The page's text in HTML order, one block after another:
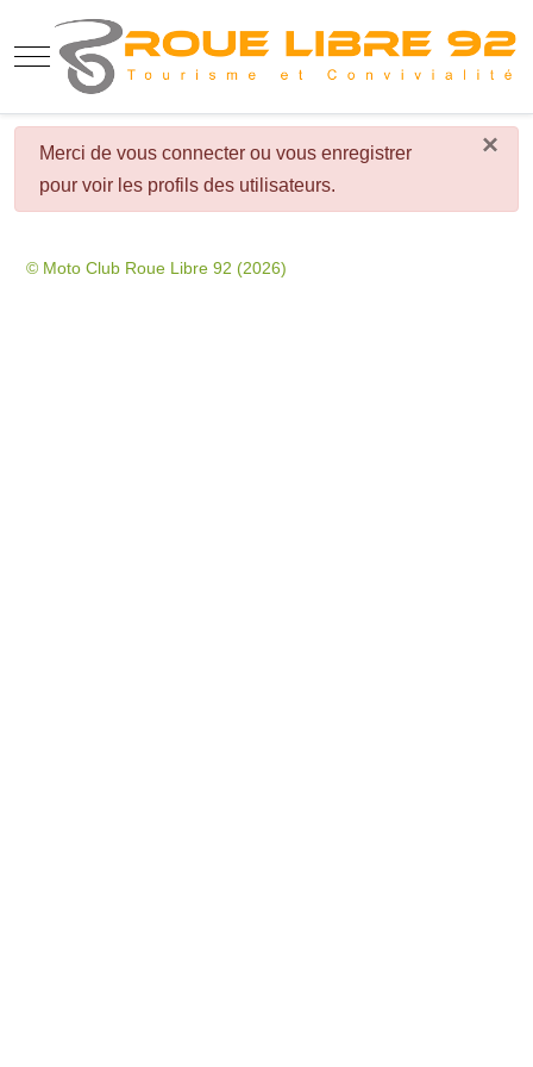
Mobile Menu Toggle
×
danger
Merci de vous connecter ou vous enregistrer
pour voir les profils des utilisateurs.
© Moto Club Roue Libre 92 (2026)